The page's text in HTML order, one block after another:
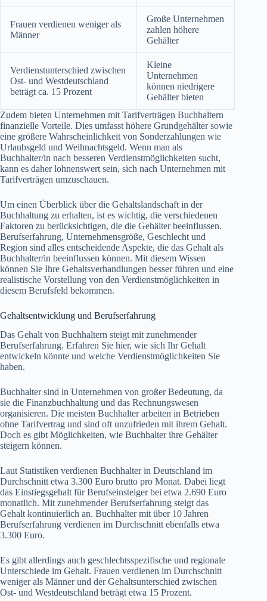
Frauen verdienen weniger als
Männer
Große Unternehmen
zahlen höhere
Gehälter
Verdienstunterschied zwischen
Ost- und Westdeutschland
beträgt ca. 15 Prozent
Kleine
Unternehmen
können niedrigere
Gehälter bieten
Zudem bieten Unternehmen mit Tarifverträgen Buchhaltern
finanzielle Vorteile. Dies umfasst höhere Grundgehälter sowie
eine größere Wahrscheinlichkeit von Sonderzahlungen wie
Urlaubsgeld und Weihnachtsgeld. Wenn man als
Buchhalter/in nach besseren Verdienstmöglichkeiten sucht,
kann es daher lohnenswert sein, sich nach Unternehmen mit
Tarifverträgen umzuschauen.
Um einen Überblick über die Gehaltslandschaft in der
Buchhaltung zu erhalten, ist es wichtig, die verschiedenen
Faktoren zu berücksichtigen, die die Gehälter beeinflussen.
Berufserfahrung, Unternehmensgröße, Geschlecht und
Region sind alles entscheidende Aspekte, die das Gehalt als
Buchhalter/in beeinflussen können. Mit diesem Wissen
können Sie Ihre Gehaltsverhandlungen besser führen und eine
realistische Vorstellung von den Verdienstmöglichkeiten in
diesem Berufsfeld bekommen.
Gehaltsentwicklung und Berufserfahrung
Das Gehalt von Buchhaltern steigt mit zunehmender
Berufserfahrung. Erfahren Sie hier, wie sich Ihr Gehalt
entwickeln könnte und welche Verdienstmöglichkeiten Sie
haben.
Buchhalter sind in Unternehmen von großer Bedeutung, da
sie die Finanzbuchhaltung und das Rechnungswesen
organisieren. Die meisten Buchhalter arbeiten in Betrieben
ohne Tarifvertrag und sind oft unzufrieden mit ihrem Gehalt.
Doch es gibt Möglichkeiten, wie Buchhalter ihre Gehälter
steigern können.
Laut Statistiken verdienen Buchhalter in Deutschland im
Durchschnitt etwa 3.300 Euro brutto pro Monat. Dabei liegt
das Einstiegsgehalt für Berufseinsteiger bei etwa 2.690 Euro
monatlich. Mit zunehmender Berufserfahrung steigt das
Gehalt kontinuierlich an. Buchhalter mit über 10 Jahren
Berufserfahrung verdienen im Durchschnitt ebenfalls etwa
3.300 Euro.
Es gibt allerdings auch geschlechtsspezifische und regionale
Unterschiede im Gehalt. Frauen verdienen im Durchschnitt
weniger als Männer und der Gehaltsunterschied zwischen
Ost- und Westdeutschland beträgt etwa 15 Prozent.